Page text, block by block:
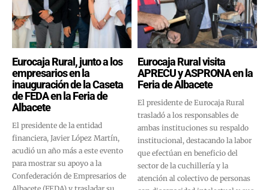
Eurocaja Rural, junto a los
empresarios en la
inauguración de la Caseta
de FEDA en la Feria de
Albacete
El presidente de la entidad
financiera, Javier López Martín,
acudió un año más a este evento
para mostrar su apoyo a la
Confederación de Empresarios de
Eurocaja Rural visita
APRECU y ASPRONA en la
Feria de Albacete
El presidente de Eurocaja Rural
trasladó a los responsables de
ambas instituciones su respaldo
institucional, destacando la labor
que efectúan en beneficio del
sector de la cuchillería y la
atención al colectivo de personas